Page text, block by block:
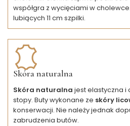
współgra z wycięciami w
lubiących 11 cm szpilki.
Skóra naturalna
Skóra naturalna jest elastyczna i
stopy. Buty wykonane ze skóry
konserwacji. Nie należy jednak
zabrudzenia butów.